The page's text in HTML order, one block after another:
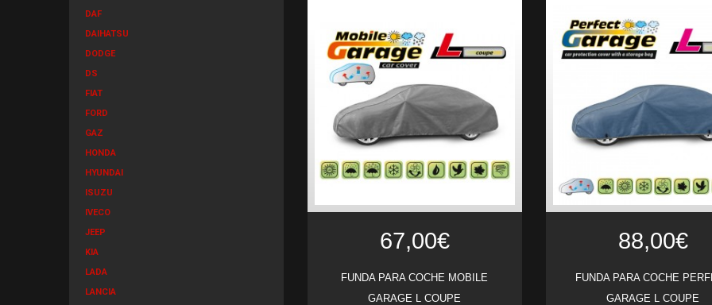
DAF
DAIHATSU
DODGE
DS
FIAT
FORD
GAZ
HONDA
HYUNDAI
ISUZU
IVECO
JEEP
KIA
LADA
LANCIA
67,00€
FUNDA PARA COCHE MOBILE
GARAGE L COUPE
88,00€
FUNDA PARA COCHE
GARAGE L COUPE